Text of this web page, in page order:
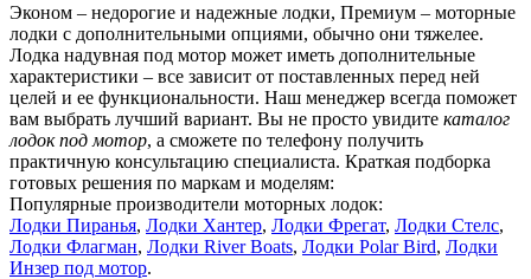
Эконом – недорогие и надежные лодки, Премиум – моторные
лодки с дополнительными опциями, обычно они тяжелее.
Лодка надувная под мотор может иметь дополнительные
характеристики – все зависит от поставленных перед ней
целей и ее функциональности. Наш менеджер всегда поможет
вам выбрать лучший вариант. Вы не просто увидите каталог
лодок под мотор, а сможете по телефону получить
практичную консультацию специалиста. Краткая подборка
готовых решения по маркам и моделям:
Популярные производители моторных лодок:
Лодки Пиранья, Лодки Хантер, Лодки Фрегат, Лодки Стелс,
Лодки Флагман, Лодки River Boats, Лодки Polar Bird, Лодки
Инзер под мотор.